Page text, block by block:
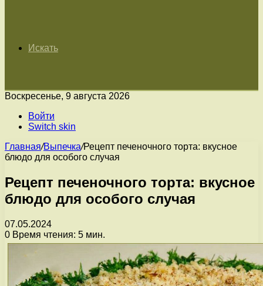
Искать
Воскресенье, 9 августа 2026
Войти
Switch skin
Главная/Выпечка/Рецепт печеночного торта: вкусное
блюдо для особого случая
Рецепт печеночного торта: вкусное
блюдо для особого случая
07.05.2024
0 Время чтения: 5 мин.